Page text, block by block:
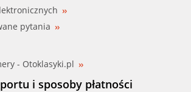
pytania
- Otoklasyki.pl
i sposoby płatności